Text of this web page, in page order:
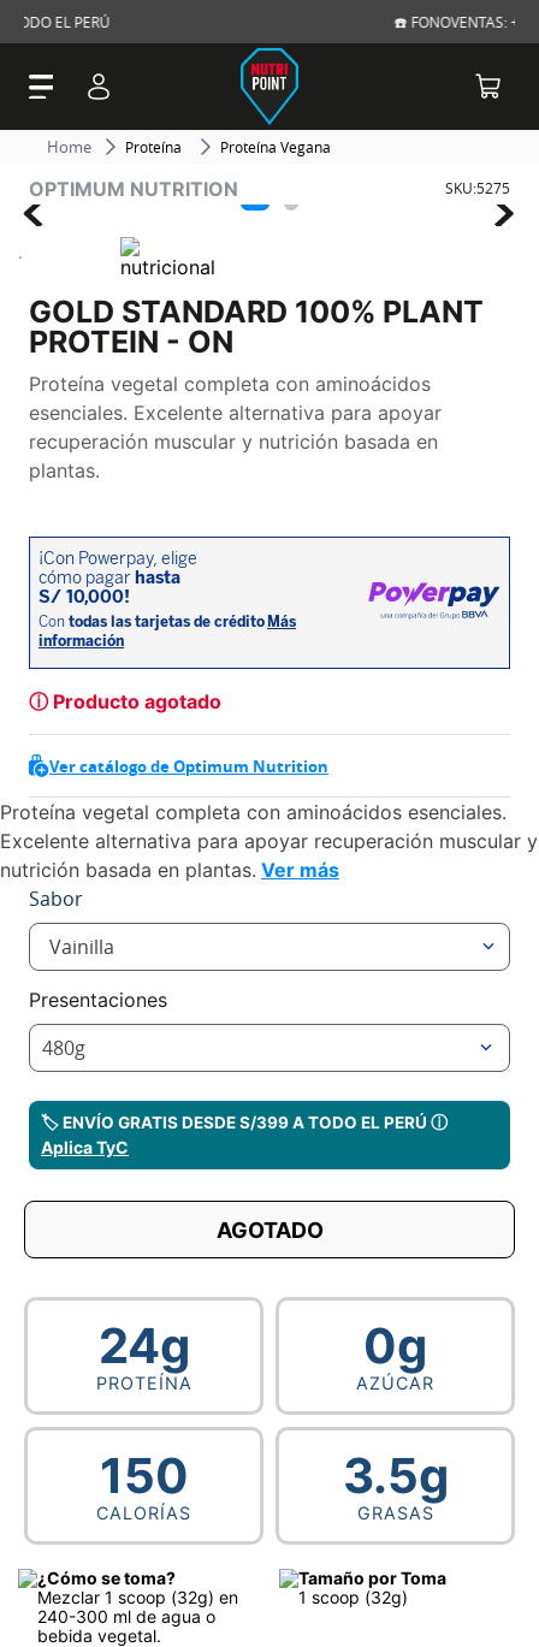
☎️ FONOVENTAS: +51 945 706 624
Proteína Proteína Vegana
OPTIMUM NUTRITION SKU:5275
GOLD STANDARD 100% PLANT
PROTEIN - ON
Proteína vegetal completa con aminoácidos
esenciales. Excelente alternativa para apoyar
recuperación muscular y nutrición basada en
plantas.
ⓘ Producto agotado
Ver catálogo de Optimum Nutrition
Proteína vegetal completa con aminoácidos esenciales.
Excelente alternativa para apoyar recuperación muscular y
nutrición basada en plantas. Ver más
Sabor
Vainilla
Presentaciones
480g
🏷️ ENVÍO GRATIS DESDE S/399 A TODO EL PERÚ ⓘ
Aplica TyC
AGOTADO
24g
PROTEÍNA
0g
AZÚCAR
150
CALORÍAS
3.5g
GRASAS
¿Cómo se toma?
Mezclar 1 scoop (32g) en
240-300 ml de agua o
bebida vegetal.
Tamaño por Toma
1 scoop (32g)